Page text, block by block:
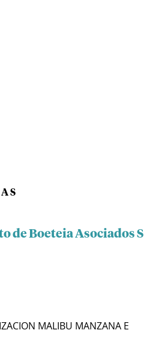
S
de Boeteia Asociados S
MALIBU MANZANA E